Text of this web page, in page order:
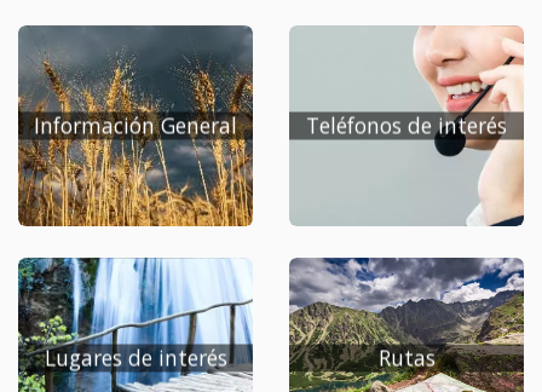
Información General Teléfonos de interés
Lugares de interés Rutas